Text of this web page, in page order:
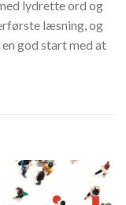
lydrette ord og
læsning, og
god start med at